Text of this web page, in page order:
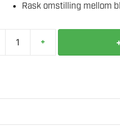
Rask omstilling mellom
+